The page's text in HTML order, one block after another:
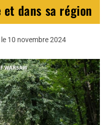
et dans sa région
10 novembre 2024